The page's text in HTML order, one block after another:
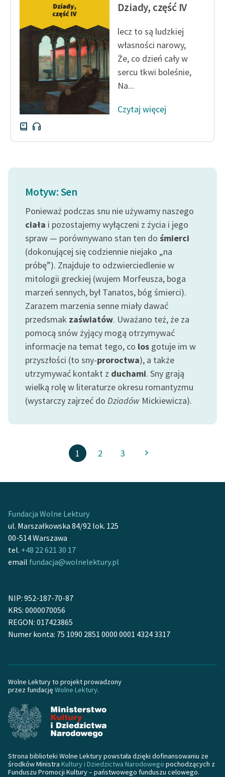
Dziady, część IV
lecz to są ludzkiej
własności narowy,
Że, co dzień cały w
sercu tkwi boleśnie,
Na...
Czytaj więcej
Motyw: Sen
Ponieważ podczas snu nie używamy naszego
ciała i pozostajemy wyłączeni z życia i jego
spraw — porównywano stan ten do śmierci
(dokonującej się codziennie niejako „na
próbę”). Znajduje to odzwierciedlenie w
mitologii greckiej (wujem Morfeusza, boga
marzeń sennych, był Tanatos, bóg śmierci).
Zarazem marzenia senne miały dawać
przedsmak zaświatów. Uważano też, że za
pomocą snów żyjący mogą otrzymywać
informacje na temat tego, co los gotuje im w
przyszłości (to sny-proroctwa), a także
utrzymywać kontakt z duchami. Sny grają
wielką rolę w literaturze okresu romantyzmu
(wystarczy zajrzeć do Dziadów Mickiewicza).
1 2 3
Fundacja Wolne Lektury
ul. Marszałkowska 84/92 lok. 125
00-514 Warszawa
tel. +48 22 621 30 17
email fundacja@wolnelektury.pl
NIP: 952-187-70-87
KRS: 0000070056
REGON: 017423865
Numer konta: 75 1090 2851 0000 0001 4324 3317
Wolne Lektury to projekt prowadzony
przez fundację Wolne Lektury.
Strona biblioteki Wolne Lektury powstała dzięki dofinansowaniu ze
środków Ministra Kultury i Dziedzictwa Narodowego pochodzących z
Funduszu Promocji Kultury – państwowego funduszu celowego.